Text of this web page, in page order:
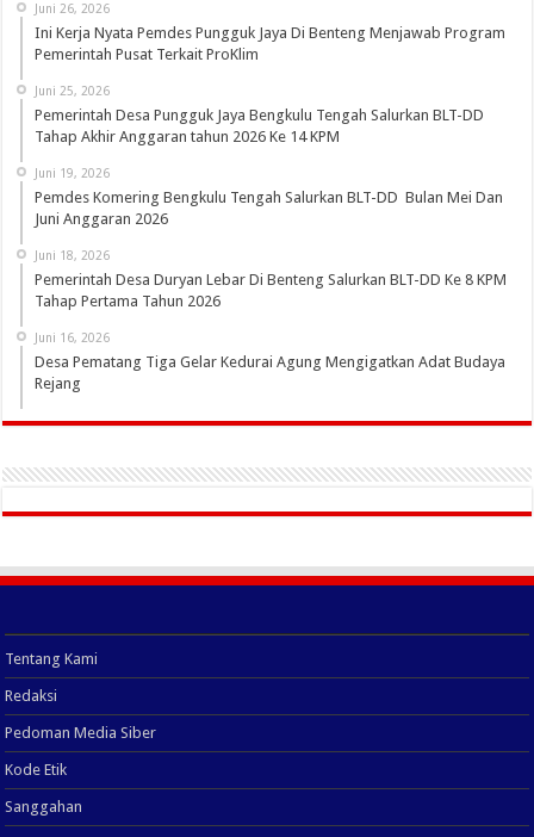
Juni 26, 2026
Ini Kerja Nyata Pemdes Pungguk Jaya Di Benteng Menjawab Program
Pemerintah Pusat Terkait ProKlim
Juni 25, 2026
Pemerintah Desa Pungguk Jaya Bengkulu Tengah Salurkan BLT-DD
Tahap Akhir Anggaran tahun 2026 Ke 14 KPM
Juni 19, 2026
Pemdes Komering Bengkulu Tengah Salurkan BLT-DD Bulan Mei Dan
Juni Anggaran 2026
Juni 18, 2026
Pemerintah Desa Duryan Lebar Di Benteng Salurkan BLT-DD Ke 8 KPM
Tahap Pertama Tahun 2026
Juni 16, 2026
Desa Pematang Tiga Gelar Kedurai Agung Mengigatkan Adat Budaya
Rejang
Tentang Kami
Redaksi
Pedoman Media Siber
Kode Etik
Sanggahan